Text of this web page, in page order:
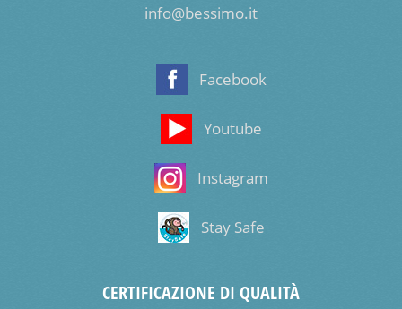
info@bessimo.it
Facebook
Youtube
Instagram
Stay Safe
CERTIFICAZIONE DI QUALITÀ